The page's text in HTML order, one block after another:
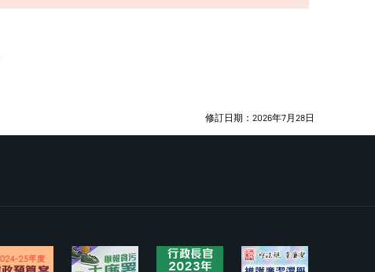
修訂日期：2026年7月28日